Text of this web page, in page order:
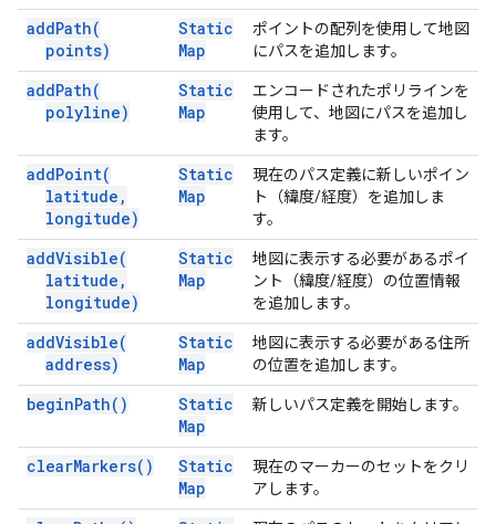
addPath(
points)
Static
Map
ポイントの配列を使用して地図
にパスを追加します。
addPath(
polyline)
Static
Map
エンコードされたポリラインを
使用して、地図にパスを追加し
ます。
addPoint(
latitude ,
longitude)
Static
Map
現在のパス定義に新しいポイン
ト（緯度/経度）を追加しま
す。
addVisible(
latitude ,
longitude)
Static
Map
地図に表示する必要があるポイ
ント（緯度/経度）の位置情報
を追加します。
addVisible(
address)
Static
Map
地図に表示する必要がある住所
の位置を追加します。
beginPath( )
Static
Map
新しいパス定義を開始します。
clearMarkers( )
Static
Map
現在のマーカーのセットをクリ
アします。